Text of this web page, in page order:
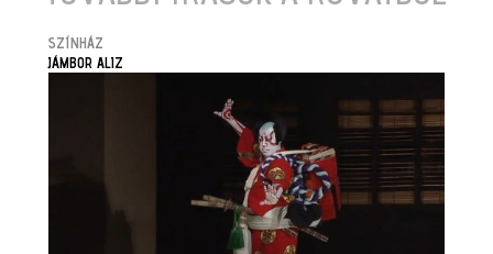
SZÍNHÁZ
JÁMBOR ALIZ